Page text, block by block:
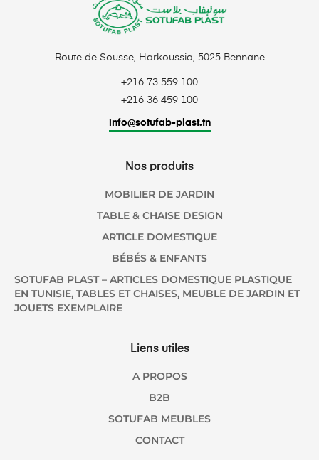
Route de Sousse, Harkoussia, 5025 Bennane
+216 73 559 100
+216 36 459 100
info@sotufab-plast.tn
Nos produits
MOBILIER DE JARDIN
TABLE & CHAISE DESIGN
ARTICLE DOMESTIQUE
BÉBÉS & ENFANTS
SOTUFAB PLAST – ARTICLES DOMESTIQUE PLASTIQUE
EN TUNISIE, TABLES ET CHAISES, MEUBLE DE JARDIN ET
JOUETS EXEMPLAIRE
Liens utiles
A PROPOS
B2B
SOTUFAB MEUBLES
CONTACT